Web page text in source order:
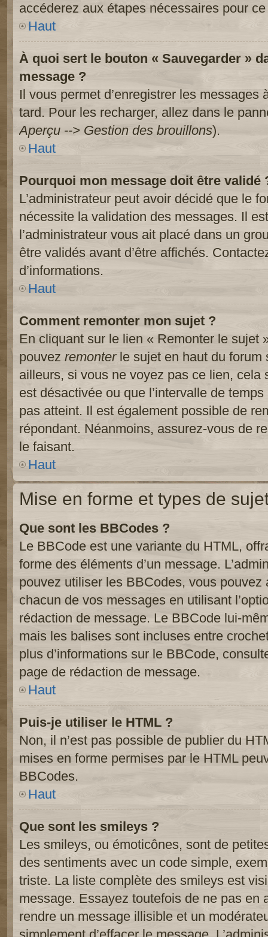
accéderez aux étapes nécessaires pour
Haut
À quoi sert le bouton « Sauvegarder »
message ?
Il vous permet d’enregistrer les messages
tard. Pour les recharger, allez dans le
Aperçu --> Gestion des brouillons).
Haut
Pourquoi mon message doit être validé
L’administrateur peut avoir décidé que le
nécessite la validation des messages. Il
l’administrateur vous ait placé dans un
être validés avant d’être affichés.
d’informations.
Haut
Comment remonter mon sujet ?
En cliquant sur le lien « Remonter le sujet
pouvez remonterle sujet en haut du forum
ailleurs, si vous ne voyez pas ce lien, cela
est désactivée ou que l’intervalle de
pas atteint. Il est également possible de
répondant. Néanmoins, assurez-vous de
le faisant.
Haut
Mise en forme et types de
Que sont les BBCodes ?
Le BBCode est une variante du HTML,
forme des éléments d’un message.
pouvez utiliser les BBCodes, vous
chacun de vos messages en utilisant
rédaction de message. Le BBCode lui-
mais les balises sont incluses entre
plus d’informations sur le BBCode,
page de rédaction de message.
Haut
Puis-je utiliser le HTML ?
Non, il n’est pas possible de publier du
mises en forme permises par le HTML
BBCodes.
Haut
Que sont les smileys ?
Les smileys, ou émoticônes, sont de
des sentiments avec un code simple,
triste. La liste complète des smileys est
message. Essayez toutefois de ne pas en
rendre un message illisible et un